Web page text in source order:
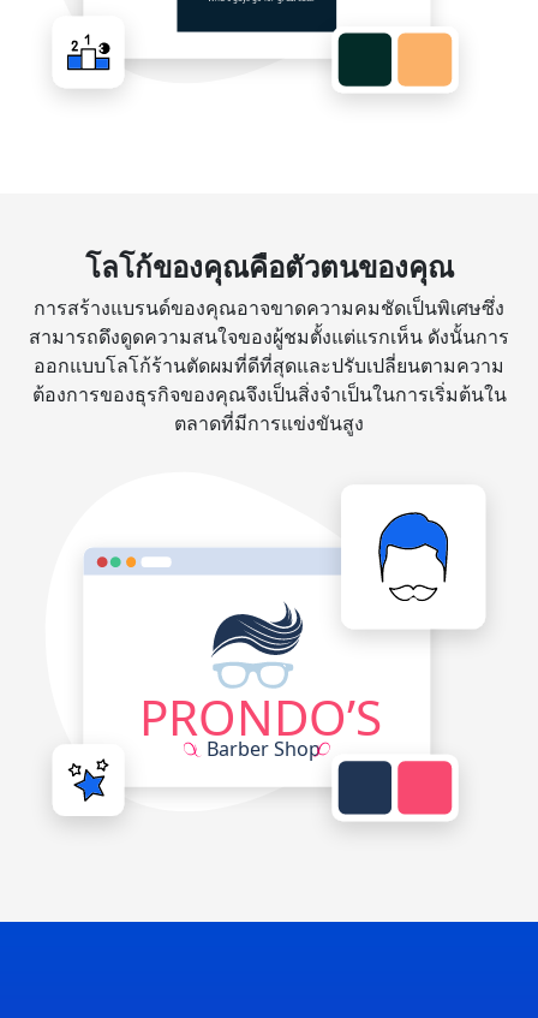
โลโก้ของคุณคือตัวตนของคุณ
การสร้างแบรนด์ของคุณอาจขาดความคมชัดเป็นพิเศษซึ่ง
สามารถดึงดูดความสนใจของผู้ชมตั้งแต่แรกเห็น ดังนั้นการ
ออกแบบโลโก้ร้านตัดผมที่ดีที่สุดและปรับเปลี่ยนตามความ
ต้องการของธุรกิจของคุณจึงเป็นสิ่งจำเป็นในการเริ่มต้นใน
ตลาดที่มีการแข่งขันสูง